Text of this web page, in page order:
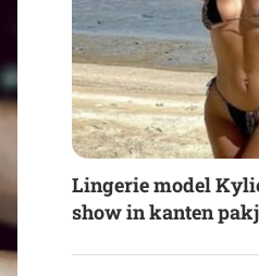
Lingerie model
show in kanten